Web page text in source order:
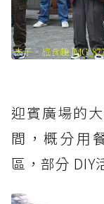
迎賓廣場的
間，概分用
區，部分 DIY